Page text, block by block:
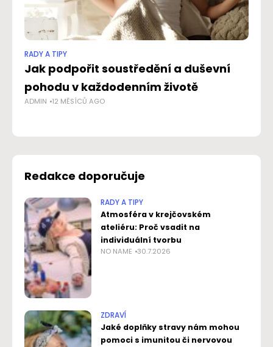
RADY A TIPY
Jak podpořit soustředění a duševní
pohodu v každodenním životě
ADMIN 12 MĚSÍCŮ AGO
Redakce doporučuje
RADY A TIPY
Atmosféra v krejčovském
ateliéru: Proč vsadit na
individuální tvorbu
NO NAME 30.7.2026
ZDRAVÍ
Jaké doplňky stravy nám mohou
pomoci s imunitou či nervovou